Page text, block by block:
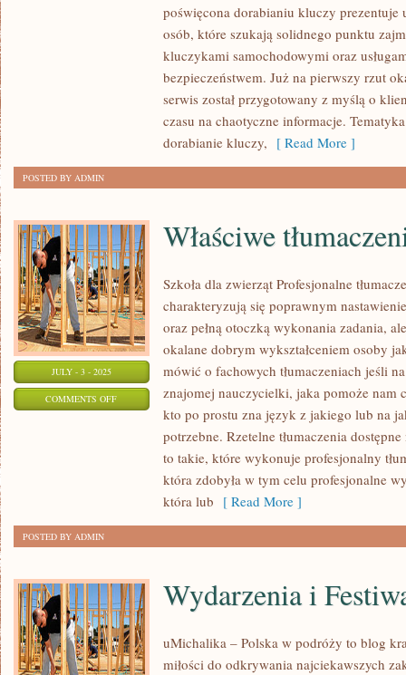
BEZPIECZEŃSTWA
poświęcona dorabianiu kluczy prezentuje
osób, które szukają solidnego punktu
kluczykami samochodowymi oraz
bezpieczeństwem. Już na pierwszy rzut
serwis został przygotowany z myślą o
czasu na chaotyczne informacje.
dorabianie kluczy, [ Read More ]
POSTED BY ADMIN
JULY - 3 - 2025
COMMENTS OFFON
WŁAŚCIWE
TŁUMACZENIA
Właściwe
Szkoła dla zwierząt Profesjonalne
charakteryzują się poprawnym
oraz pełną otoczką wykonania zadania,
okalane dobrym wykształceniem osoby
mówić o fachowych tłumaczeniach jeśli
znajomej nauczycielki, jaka pomoże nam
kto po prostu zna język z jakiego lub na
potrzebne. Rzetelne tłumaczenia
to takie, które wykonuje profesjonalny
która zdobyła w tym celu profesjonalne
która lub [ Read More ]
POSTED BY ADMIN
Wydarzenia i
uMichalika – Polska w podróży to blog
miłości do odkrywania najciekawszych